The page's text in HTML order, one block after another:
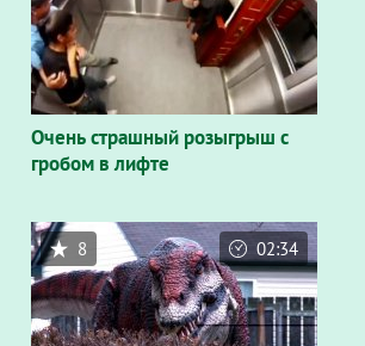
Очень страшный розыгрыш с
гробом в лифте
8 02:34